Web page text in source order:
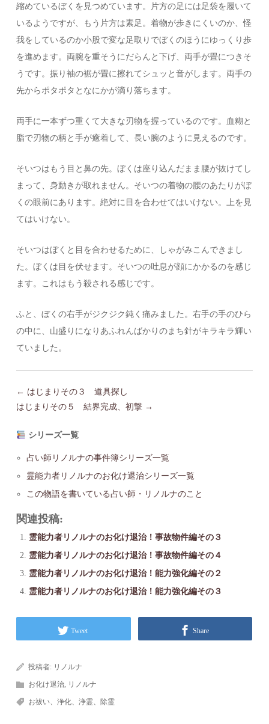
縮めているぼくを見つめています。片方の足には足袋を履いて
いるようですが、もう片方は素足。着物が歩きにくいのか、怪
我をしているのか小股で変な足取りでぼくのほうにゆっくり歩
を進めます。両腕を重そうにだらんと下げ、両手が畳につきそ
うです。振り袖の裾が畳に擦れてシュッと音がします。両手の
先からポタポタとなにかが滴り落ちます。
両手に一本ずつ重くて大きな刃物を握っているのです。血糊と
脂で刃物の柄と手が癒着して、長い腕のように見えるのです。
そいつはもう目と鼻の先。ぼくは座り込んだまま腰が抜けてし
まって、身動きが取れません。そいつの着物の腰のあたりがぼ
くの眼前にあります。絶対に目を合わせてはいけない。上を見
てはいけない。
そいつはぼくと目を合わせるために、しゃがみこんできまし
た。ぼくは目を伏せます。そいつの吐息が顔にかかるのを感じ
ます。これはもう殺される感じです。
ふと、ぼくの右手がジクジク鈍く痛みました。右手の手のひら
の中に、山盛りになりあふれんばかりのまち針がキラキラ輝い
ていました。
← はじまりその３ 道具探し
はじまりその５ 結界完成、初撃 →
シリーズ一覧
占い師リノルナの事件簿シリーズ一覧
霊能力者リノルナのお化け退治シリーズ一覧
この物語を書いている占い師・リノルナのこと
関連投稿:
霊能力者リノルナのお化け退治！事故物件編その３
霊能力者リノルナのお化け退治！事故物件編その４
霊能力者リノルナのお化け退治！能力強化編その２
霊能力者リノルナのお化け退治！能力強化編その３
Tweet Share
投稿者: リノルナ
お化け退治, リノルナ
お祓い、浄化、浄霊、除霊